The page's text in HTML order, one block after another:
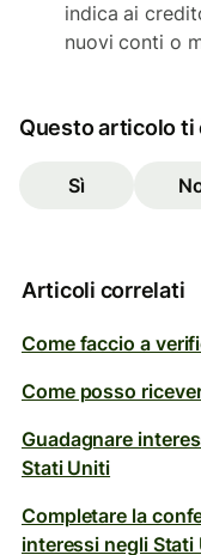
indica ai
nuovi conti o
Questo articolo ti
Sì
Articoli correlati
Come faccio a
Come posso
Guadagnare
Stati Uniti
Completare la
interessi negli Stati